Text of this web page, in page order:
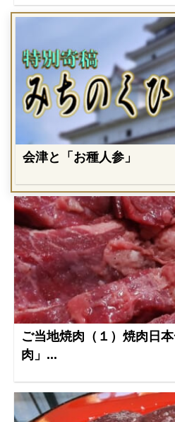
会津と「お種人参」
ご当地焼肉（１）焼肉日
肉」...